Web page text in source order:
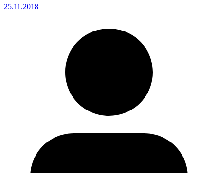
25.11.2018